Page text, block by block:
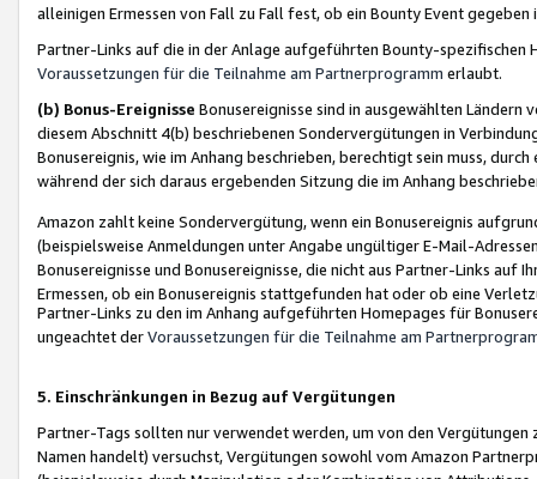
alleinigen Ermessen von Fall zu Fall fest, ob ein Bounty Event
Partner-Links auf die in der Anlage aufgeführten Bounty-spezifischen
Voraussetzungen für die Teilnahme am Partnerprogramm erlaubt.
(b) Bonus-Ereignisse Bonusereignisse sind in ausgewählten Ländern
diesem Abschnitt 4(b) beschriebenen Sondervergütungen in
Bonusereignis, wie im Anhang beschrieben, berechtigt sein muss,
während der sich daraus ergebenden Sitzung die im Anhang
Amazon zahlt keine Sondervergütung, wenn ein Bonusereignis
(beispielsweise Anmeldungen unter Angabe ungültiger E-Mail-
Bonusereignisse und Bonusereignisse, die nicht aus Partner-Links auf
Ermessen, ob ein Bonusereignis stattgefunden hat oder ob eine
Partner-Links zu den im Anhang aufgeführten Homepages für
ungeachtet derVoraussetzungen für die Teilnahme am
5. Einschränkungen in Bezug auf Vergütungen
Partner-Tags sollten nur verwendet werden, um von den
Namen handelt) versuchst, Vergütungen sowohl vom Amazon